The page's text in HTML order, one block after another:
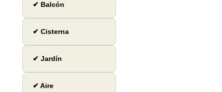
✔ Balcón
✔ Cisterna
✔ Jardín
✔ Aire